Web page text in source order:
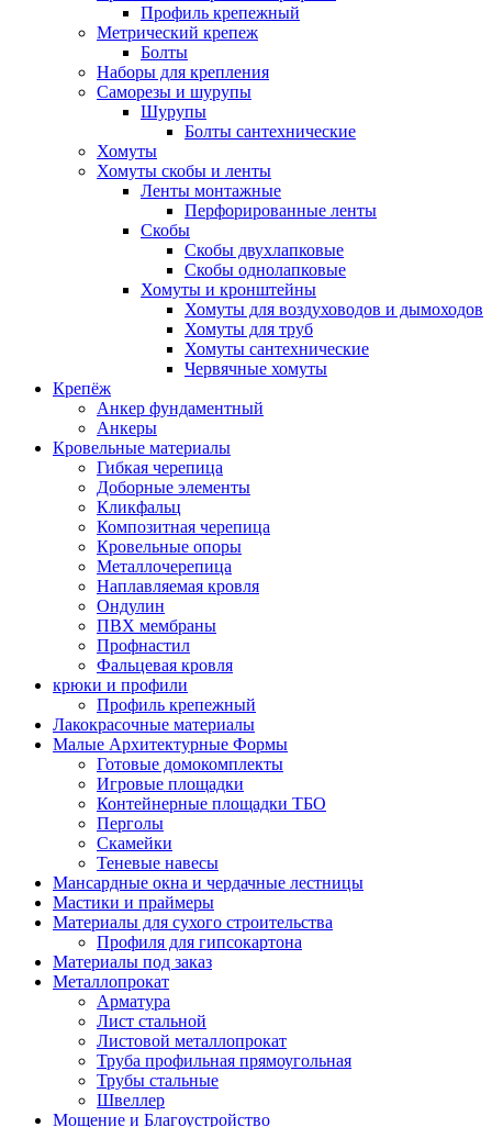
Профиль крепежный
Метрический крепеж
Болты
Наборы для крепления
Саморезы и шурупы
Шурупы
Болты сантехнические
Хомуты
Хомуты скобы и ленты
Ленты монтажные
Перфорированные ленты
Скобы
Скобы двухлапковые
Скобы однолапковые
Хомуты и кронштейны
Хомуты для воздуховодов и дымоходов
Хомуты для труб
Хомуты сантехнические
Червячные хомуты
Крепёж
Анкер фундаментный
Анкеры
Кровельные материалы
Гибкая черепица
Доборные элементы
Кликфальц
Композитная черепица
Кровельные опоры
Металлочерепица
Наплавляемая кровля
Ондулин
ПВХ мембраны
Профнастил
Фальцевая кровля
крюки и профили
Профиль крепежный
Лакокрасочные материалы
Малые Архитектурные Формы
Готовые домокомплекты
Игровые площадки
Контейнерные площадки ТБО
Перголы
Скамейки
Теневые навесы
Мансардные окна и чердачные лестницы
Мастики и праймеры
Материалы для сухого строительства
Профиля для гипсокартона
Материалы под заказ
Металлопрокат
Арматура
Лист стальной
Листовой металлопрокат
Труба профильная прямоугольная
Трубы стальные
Швеллер
Мощение и Благоустройство